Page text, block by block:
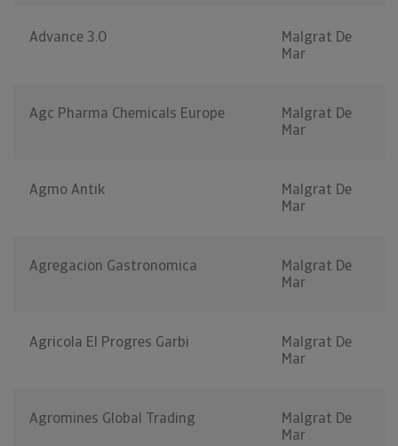
Advance 3.0
Malgrat De
Mar
Agc Pharma Chemicals Europe
Malgrat De
Mar
Agmo Antik
Malgrat De
Mar
Agregacion Gastronomica
Malgrat De
Mar
Agricola El Progres Garbi
Malgrat De
Mar
Agromines Global Trading
Malgrat De
Mar